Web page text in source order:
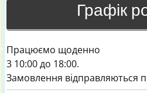
Графік
Працюємо щоденно
3 10:00 до 18:00.
Замовлення відправляються